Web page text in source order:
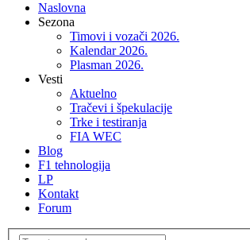
Naslovna
Sezona
Timovi i vozači 2026.
Kalendar 2026.
Plasman 2026.
Vesti
Aktuelno
Tračevi i špekulacije
Trke i testiranja
FIA WEC
Blog
F1 tehnologija
LP
Kontakt
Forum